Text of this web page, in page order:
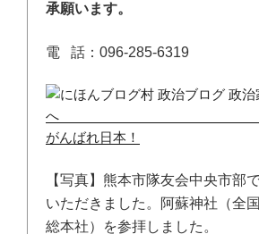
承願います。
電 話：096-285-6319
がんばれ日本！
【写真】熊本市隊友会中央市部
いただきました。阿蘇神社（全
総本社）を参拝しました。